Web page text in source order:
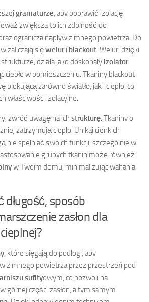
gramaturze , aby poprawić izolację
zwiększa to ich zdolność do
ogranicza napływ zimnego powietrza. Do
zaliczają sięweluri blackout . Welur, dzięki
działa jako doskonały izolator
ciepło w pomieszczeniu. Tkaniny blackout
blokującą zarówno światło, jak i ciepło, co
właściwości izolacyjne.
zwróć uwagę na ich strukturę . Tkaniny o
zatrzymują ciepło. Unikaj cienkich
nie spełniać swoich funkcji, szczególnie w
grubych tkanin może również
w Twoim domu, minimalizując wahania
długość, sposób
zasłon dla
, które sięgają do podłogi, aby
zimnego powietrza przez przestrzeń pod
sufityowym, co pozwoli na
górnej części zasłon, a tym samym